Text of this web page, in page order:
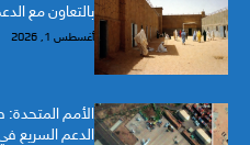
بالتعاون مع
أغسطس 1, 2026
الأمم المتحدة:
الدعم السريع